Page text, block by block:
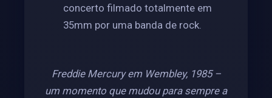
concerto filmado totalmente em
35mm por uma banda de rock.
Freddie Mercury em Wembley, 1985 –
um momento que mudou para sempre a